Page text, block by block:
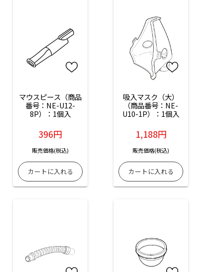
マウスピース（商品
番号：NE-U12-
8P）：1個入
396円
販売価格(税込)
吸入マスク（大）
（商品番号：NE-
U10-1P）：1個入
1,188円
販売価格(税込)